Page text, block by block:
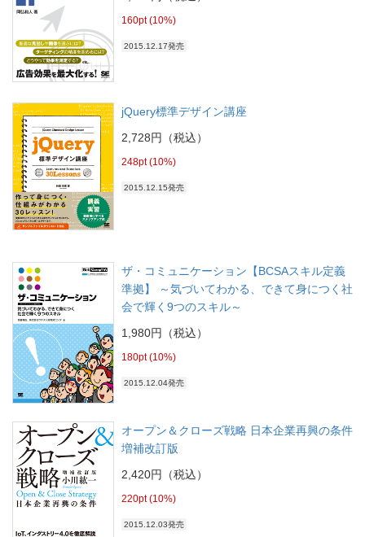
160pt (10%)
2015.12.17発売
jQuery標準デザイン講座
2,728円（税込）
248pt (10%)
2015.12.15発売
ザ・コミュニケーション【BCSAスキル定義
準拠】 ～気づいてわかる、できて身につく社
会で輝く9つのスキル～
1,980円（税込）
180pt (10%)
2015.12.04発売
オープン＆クローズ戦略 日本企業再興の条件
増補改訂版
2,420円（税込）
220pt (10%)
2015.12.03発売